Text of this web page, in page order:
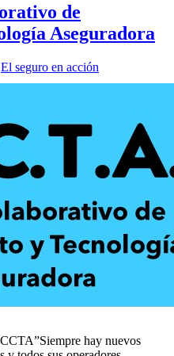
de
Aseguradora
El seguro en acción
hay nuevos